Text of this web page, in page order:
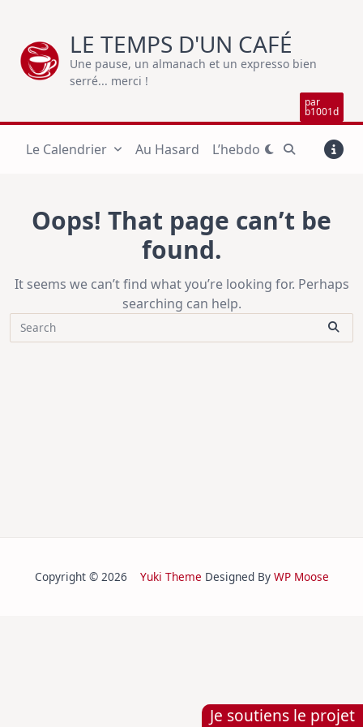
Je soutiens le projet
content
LE TEMPS D'UN CAFÉ
Une pause, un almanach et un expresso bien
serré... merci !
par
b1001d
Le Calendrier Au Hasard L’hebdo
Oops! That page can’t be
found.
It seems we can’t find what you’re looking for. Perhaps
searching can help.
Search
Copyright © 2026 Yuki Theme Designed By WP Moose